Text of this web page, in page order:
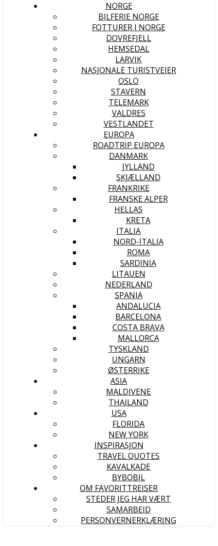
NORGE
BILFERIE NORGE
FOTTURER I NORGE
DOVREFJELL
HEMSEDAL
LARVIK
NASJONALE TURISTVEIER
OSLO
STAVERN
TELEMARK
VALDRES
VESTLANDET
EUROPA
ROADTRIP EUROPA
DANMARK
JYLLAND
SKJÆLLAND
FRANKRIKE
FRANSKE ALPER
HELLAS
KRETA
ITALIA
NORD-ITALIA
ROMA
SARDINIA
LITAUEN
NEDERLAND
SPANIA
ANDALUCIA
BARCELONA
COSTA BRAVA
MALLORCA
TYSKLAND
UNGARN
ØSTERRIKE
ASIA
MALDIVENE
THAILAND
USA
FLORIDA
NEW YORK
INSPIRASJON
TRAVEL QUOTES
KAVALKADE
BYBOBIL
OM FAVORITTREISER
STEDER JEG HAR VÆRT
SAMARBEID
PERSONVERNERKLÆRING